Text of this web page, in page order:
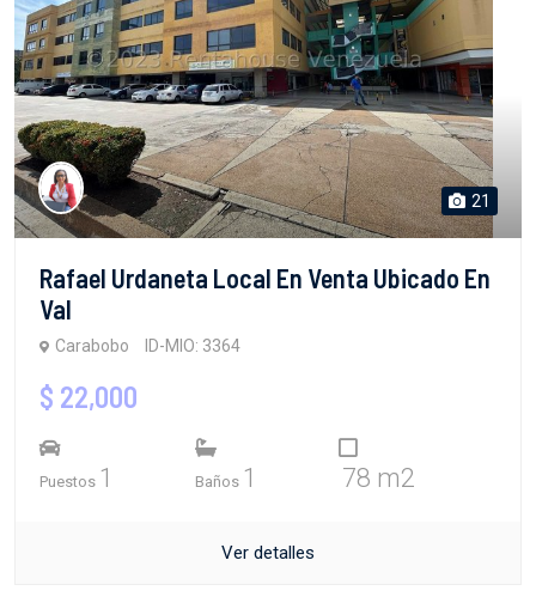
21
Rafael Urdaneta Local En Venta Ubicado En
Val
Carabobo ID-MIO: 3364
$ 22,000
Puestos 1 Baños 1 78 m2
Ver detalles